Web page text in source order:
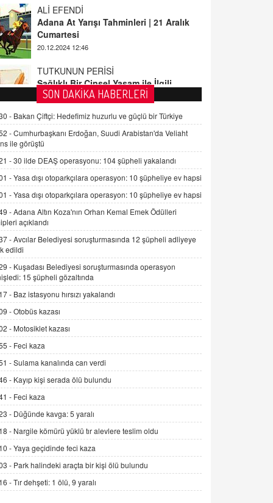
20.12.2024 12:46
TUTKUNUN PERİSİ
Sağlıklı Bir Cinsel Yaşam ile İlgili
Bilinmesi Gerekenler
08.11.2024 13:16
FARUK ÖNALAN
Tezkere Onaylanmasaydı…
2 Kasım 2021 Salı 00:11
AV. DOĞAN CAN DOĞAN
Kişisel verilerin korunması ve dijital
hukukun gelişimi
15.09.2025 16:17
SEHER EREK
Kış Ayları Geldi, Hangi Önlemler
Alınmalı?
İNCİ GÜL AKÖL
Trump Keşke Adana'yı da Ziyaret Etse...
06.07.2026 13:00
ADEM AKÖL
Esed Destekçilerinin Yüzüne Vurulan
Şamar: Sednaya
11.12.2024 12:30
DR. EKREM ASLAN
Gerçek Ne, Algı Ne? "Beraber
Yürüyoruz" Cümlesinin Peşinden
19.07.2025 12:45
GÖNÜL MENEKŞE
Şifacının Yolu
04.11.2025 12:56
SON DAKİKA HABERLERİ
- Bakan Çiftçi: Hedefimiz huzurlu ve güçlü bir Türkiye
-Cumhurbaşkanı Erdoğan, Suudi Arabistan'da Veliaht
ile görüştü
-30 ilde DEAŞ operasyonu: 104 şüpheli yakalandı
-Yasa dışı otoparkçılara operasyon: 10 şüpheliye ev hapsi
-Yasa dışı otoparkçılara operasyon: 10 şüpheliye ev hapsi
-Adana Altın Koza'nın Orhan Kemal Emek Ödülleri
açıklandı
-Avcılar Belediyesi soruşturmasında 12 şüpheli adliyeye
edildi
- Kuşadası Belediyesi soruşturmasında operasyon
15 şüpheli gözaltında
- Baz istasyonu hırsızı yakalandı
-Otobüs kazası
- Motosiklet kazası
- Feci kaza
-Sulama kanalında can verdi
- Kayıp kişi serada ölü bulundu
- Feci kaza
- Düğünde kavga: 5 yaralı
- Nargile kömürü yüklü tır alevlere teslim oldu
-Yaya geçidinde feci kaza
- Park halindeki araçta bir kişi ölü bulundu
-Tır dehşeti: 1 ölü, 9 yaralı